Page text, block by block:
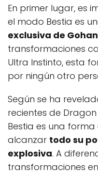
En primer lugar, es
el modo Bestia es
exclusiva de Gohan
transformaciones
Ultra Instinto, esta
por ningún otro
Según se ha
recientes de
Bestia es una
alcanzar todo su
explosiva. A
transformaciones